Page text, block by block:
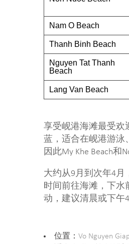
Nam O Beach
Thanh Binh Beach
Nguyen Tat Thanh
Beach
Lang Van Beach
享受岘港海滩最受欢
蓝，适合在岘港游泳
因此My Khe Beach
大约从9月到次年4
时间前往海滩，下水
动，建议清晨或下午
位置： Vo Nguyen